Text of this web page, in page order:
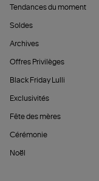
Tendances du moment
Soldes
Archives
Offres Privilèges
Black Friday Lulli
Exclusivités
Fête des mères
Cérémonie
Noël